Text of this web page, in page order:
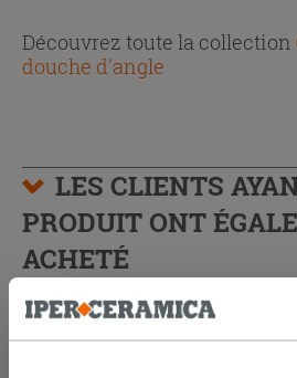
Découvrez toute la collection
douche d'angle
LES CLIENTS
PRODUIT ONT
ACHETÉ